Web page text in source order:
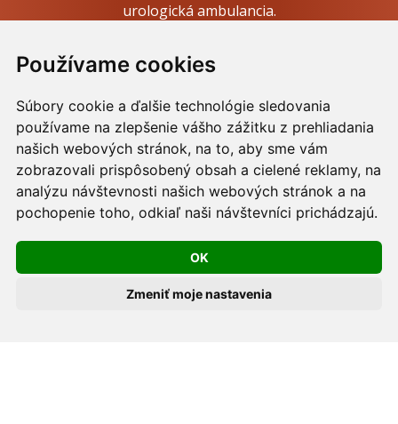
Používame cookies
Súbory cookie a ďalšie technológie sledovania
používame na zlepšenie vášho zážitku z prehliadania
našich webových stránok, na to, aby sme vám
zobrazovali prispôsobený obsah a cielené reklamy, na
analýzu návštevnosti našich webových stránok a na
pochopenie toho, odkiaľ naši návštevníci prichádzajú.
OK
Zmeniť moje nastavenia
urologická ambulancia.
podmienkach prevádzkovateľa.
Používame cookies -nastavenie cookies.
Skopírovaním textu alebo časti textu z akejkoľvek
stránky tohto webu a jeho umiestnením na iný web
porušíte práva MUDr. Romana Sokola, PhD., MPH, ako
aj práva ďalších osôb zúčastnených na tvorbe obsahu
pre tento web.